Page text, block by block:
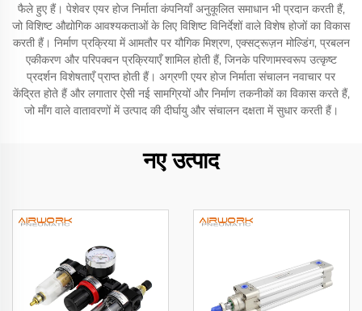
फैले हुए हैं। पेशेवर एयर होज निर्माता कंपनियाँ अनुकूलित समाधान भी प्रदान करती हैं,
जो विशिष्ट औद्योगिक आवश्यकताओं के लिए विशिष्ट विनिर्देशों वाले विशेष होजों का विकास
करती हैं। निर्माण प्रक्रिया में आमतौर पर यौगिक मिश्रण, एक्सट्रूज़न मोल्डिंग, प्रबलन
एकीकरण और परिपक्वन प्रक्रियाएँ शामिल होती हैं, जिनके परिणामस्वरूप उत्कृष्ट
प्रदर्शन विशेषताएँ प्राप्त होती हैं। अग्रणी एयर होज निर्माता संचालन नवाचार पर
केंद्रित होते हैं और लगातार ऐसी नई सामग्रियों और निर्माण तकनीकों का विकास करते हैं,
जो माँग वाले वातावरणों में उत्पाद की दीर्घायु और संचालन दक्षता में सुधार करती हैं।
नए उत्पाद